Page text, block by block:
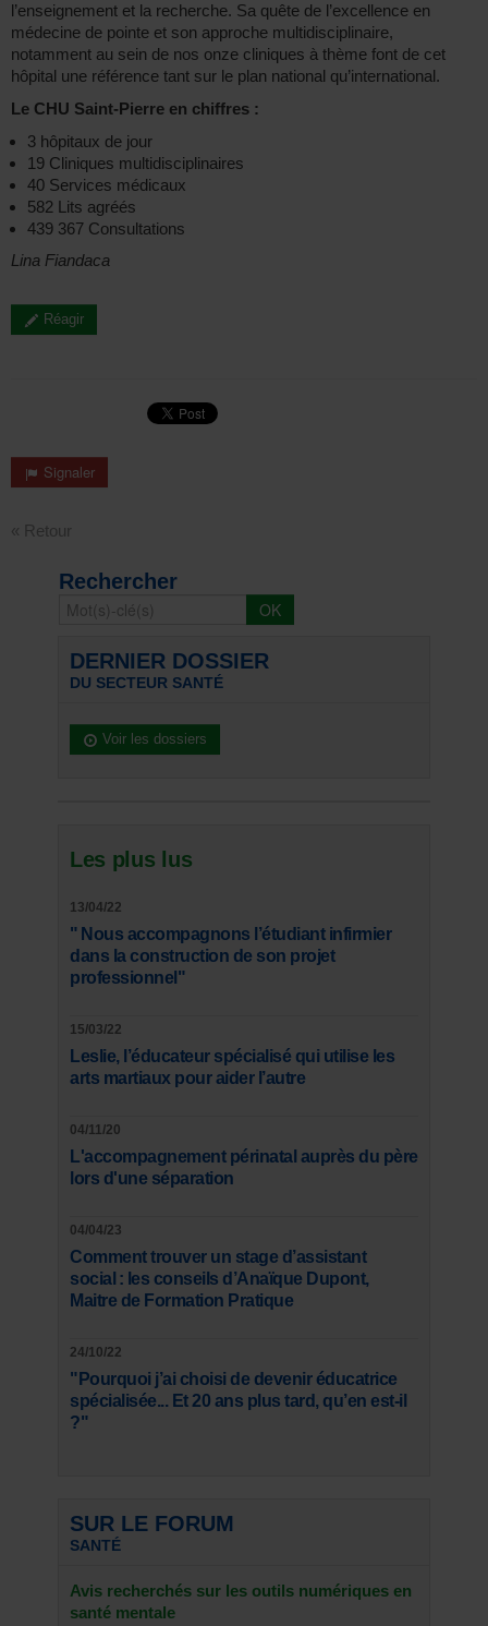
l’enseignement et la recherche. Sa quête de l’excellence en
médecine de pointe et son approche multidisciplinaire,
notamment au sein de nos onze cliniques à thème font de cet
hôpital une référence tant sur le plan national qu’international.
Le CHU Saint-Pierre en chiffres :
3 hôpitaux de jour
19 Cliniques multidisciplinaires
40 Services médicaux
582 Lits agréés
439 367 Consultations
Lina Fiandaca
Réagir
Signaler
« Retour
Rechercher
DERNIER DOSSIER
DU SECTEUR SANTÉ
Voir les dossiers
Les plus lus
13/04/22
" Nous accompagnons l’étudiant infirmier
dans la construction de son projet
professionnel"
15/03/22
Leslie, l’éducateur spécialisé qui utilise les
arts martiaux pour aider l’autre
04/11/20
L'accompagnement périnatal auprès du père
lors d'une séparation
04/04/23
Comment trouver un stage d’assistant
social : les conseils d’Anaïque Dupont,
Maitre de Formation Pratique
24/10/22
"Pourquoi j’ai choisi de devenir éducatrice
spécialisée... Et 20 ans plus tard, qu’en est-il
?"
SUR LE FORUM
SANTÉ
Avis recherchés sur les outils numériques en
santé mentale